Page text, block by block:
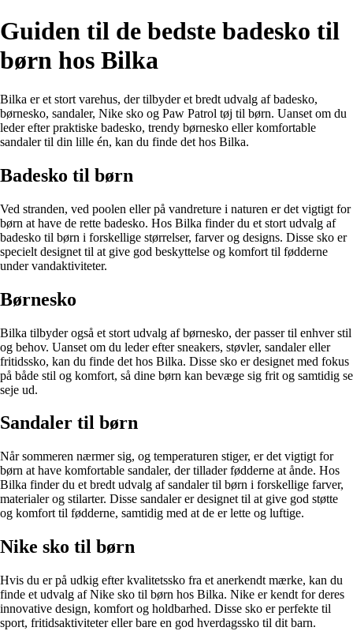
Guiden til de bedste badesko til
børn hos Bilka
Bilka er et stort varehus, der tilbyder et bredt udvalg af badesko,
børnesko, sandaler, Nike sko og Paw Patrol tøj til børn. Uanset om du
leder efter praktiske badesko, trendy børnesko eller komfortable
sandaler til din lille én, kan du finde det hos Bilka.
Badesko til børn
Ved stranden, ved poolen eller på vandreture i naturen er det vigtigt for
børn at have de rette badesko. Hos Bilka finder du et stort udvalg af
badesko til børn i forskellige størrelser, farver og designs. Disse sko er
specielt designet til at give god beskyttelse og komfort til fødderne
under vandaktiviteter.
Børnesko
Bilka tilbyder også et stort udvalg af børnesko, der passer til enhver stil
og behov. Uanset om du leder efter sneakers, støvler, sandaler eller
fritidssko, kan du finde det hos Bilka. Disse sko er designet med fokus
på både stil og komfort, så dine børn kan bevæge sig frit og samtidig se
seje ud.
Sandaler til børn
Når sommeren nærmer sig, og temperaturen stiger, er det vigtigt for
børn at have komfortable sandaler, der tillader fødderne at ånde. Hos
Bilka finder du et bredt udvalg af sandaler til børn i forskellige farver,
materialer og stilarter. Disse sandaler er designet til at give god støtte
og komfort til fødderne, samtidig med at de er lette og luftige.
Nike sko til børn
Hvis du er på udkig efter kvalitetssko fra et anerkendt mærke, kan du
finde et udvalg af Nike sko til børn hos Bilka. Nike er kendt for deres
innovative design, komfort og holdbarhed. Disse sko er perfekte til
sport, fritidsaktiviteter eller bare en god hverdagssko til dit barn.